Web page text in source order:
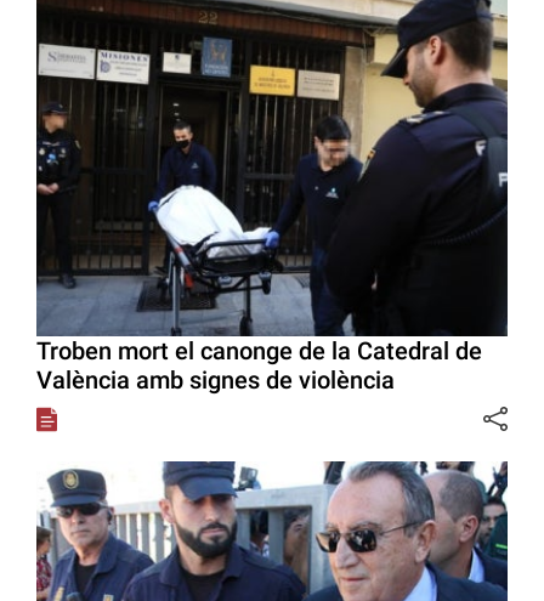
Troben mort el canonge de la Catedral de
València amb signes de violència